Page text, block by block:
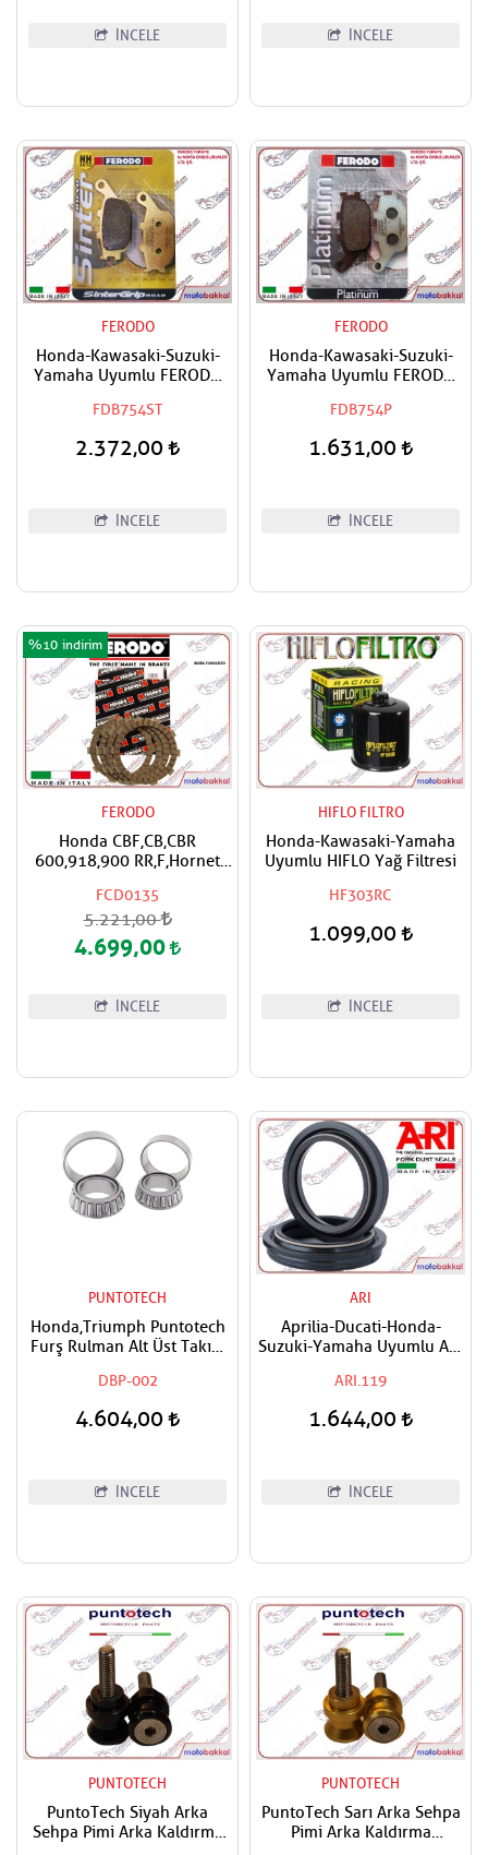
İNCELE İNCELE
FERODO
Honda-Kawasaki-Suzuki-
Yamaha Uyumlu FERODO
FDB754ST
2.372,00
İNCELE
FERODO
Honda-Kawasaki-Suzuki-
Yamaha Uyumlu FERODO
FDB754P
1.631,00
İNCELE
FERODO
Honda CBF,CB,CBR
600,918,900 RR,F,Hornet
Takımı
FCD0135
%10
5.221,00
4.699,00
İNCELE
HIFLO FILTRO
Honda-Kawasaki-Yamaha
Uyumlu HIFLO Yağ Filtresi
HF303RC
1.099,00
İNCELE
PUNTOTECH
Honda,Triumph Puntotech
Furş Rulman Alt Üst Takım
DBP-002
4.604,00
İNCELE
ARI
Aprilia-Ducati-Honda-
Suzuki-Yamaha Uyumlu ARI
ARI.119
1.644,00
İNCELE
PUNTOTECH
PuntoTech Siyah Arka
Sehpa Pimi Arka Kaldırma
PUNTOTECH
PuntoTech Sarı Arka Sehpa
Pimi Arka Kaldırma